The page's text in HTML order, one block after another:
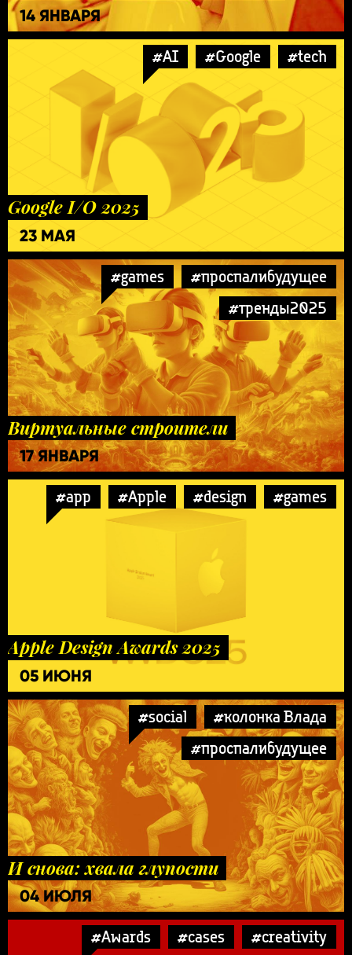
14 ЯНВАРЯ
#AI #Google #tech
Google I/O 2025
23 МАЯ
#games
#проспалибудущее
#тренды2025
Виртуальные строители
17 ЯНВАРЯ
#app #Apple #design #games
Apple Design Awards 2025
05 ИЮНЯ
#social
#колонка Влада
#проспалибудущее
И снова: хвала глупости
04 ИЮЛЯ
#Awards #cases #creativity